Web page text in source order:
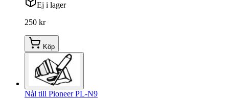
Ej i lager
250 kr
Köp
Nål till Pioneer PL-N9